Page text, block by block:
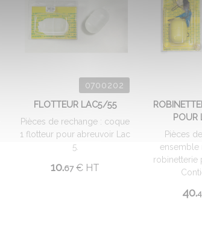
0700202
FLOTTEUR LAC5/55
Pièces de rechange : coque
1 flotteur pour abreuvoir Lac
5.
10.67 € HT
POUR
Pièces
ensemble
robinetterie
40.